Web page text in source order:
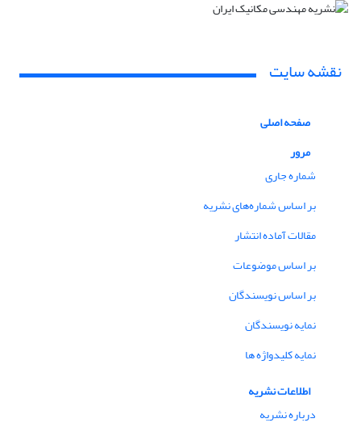
نقشه سایت
صفحه اصلی
مرور
شماره جاری
بر اساس شماره‌های نشریه
مقالات آماده انتشار
بر اساس موضوعات
بر اساس نویسندگان
نمایه نویسندگان
نمایه کلیدواژه ها
اطلاعات نشریه
درباره نشریه